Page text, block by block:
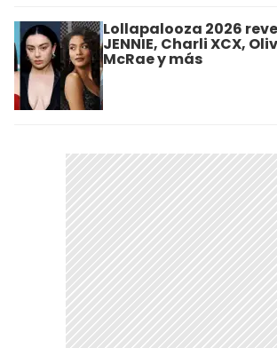
Lollapalooza 2026
JENNIE, Charli XCX,
McRae y más